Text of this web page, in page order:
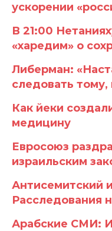
ускорении
В 21:00
«харедим» о
Либерман:
следовать
Как йеки
медицину
Евросоюз
израильским
Антисемитский
Расследования
Арабские СМИ: